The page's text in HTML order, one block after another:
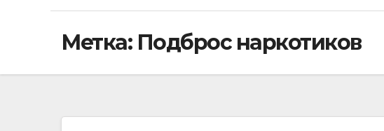
Метка: Подброс наркотиков